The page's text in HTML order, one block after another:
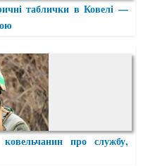
таблички в Ковелі —
про службу,